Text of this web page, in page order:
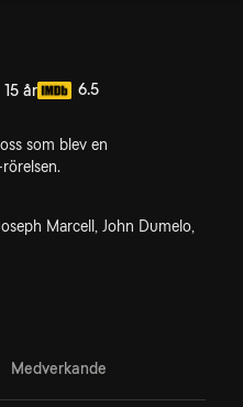
år 6.5
som blev en
Marcell, John Dumelo,
Medverkande